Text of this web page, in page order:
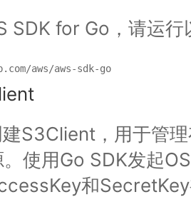
SDK for Go，请运行
S3Client，用于管
使用Go SDK发起
和